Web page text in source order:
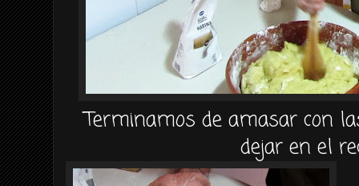
Terminamos de amasar con
dejar en el